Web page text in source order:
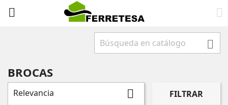
 

BROCAS
Relevancia  FILTRAR